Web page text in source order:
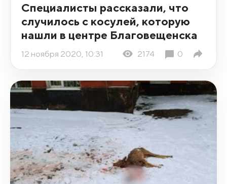
Специалисты рассказали, что
случилось с косулей, которую
нашли в центре Благовещенска
12 ноября 2020, 10:31 2174 0